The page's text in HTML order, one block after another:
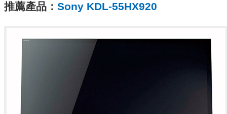
推薦產品： Sony KDL-55HX920